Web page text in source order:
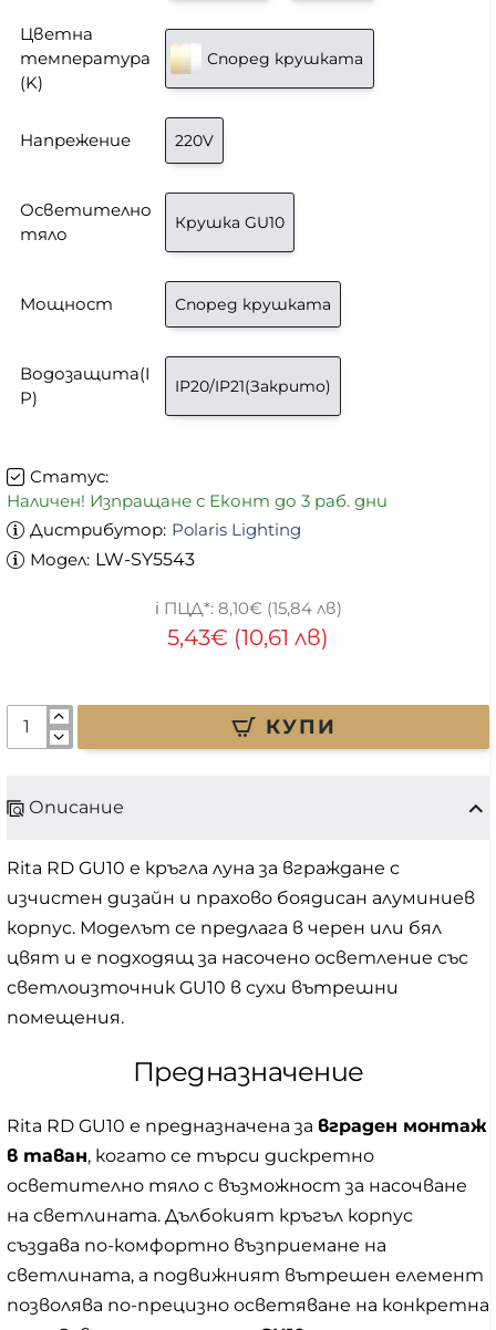
Статус:
Наличен! Изпращане с Еконт до 3 раб. дни
Дистрибутор: Polaris Lighting
Модел: LW-SY5543
5,43€ (10,61 лв)
8,10€ (15,84 лв)
Цветна
температура
(K)
Според крушката
Напрежение 220V
Осветително
тяло
Крушка GU10
Мощност Според крушката
Водозащита(I
P)
IP20/IP21(Закрито)
КУПИ
Описание
Rita RD GU10 е кръгла луна за вграждане с
изчистен дизайн и прахово боядисан алуминиев
корпус. Моделът се предлага в черен или бял
цвят и е подходящ за насочено осветление със
светлоизточник GU10 в сухи вътрешни
помещения.
Предназначение
Rita RD GU10 е предназначена за вграден монтаж
в таван, когато се търси дискретно
осветително тяло с възможност за насочване
на светлината. Дълбокият кръгъл корпус
създава по-комфортно възприемане на
светлината, а подвижният вътрешен елемент
позволява по-прецизно осветяване на конкретна